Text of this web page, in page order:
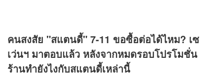
คนสงสัย "สแตนดี้" 7-11 ขอซื้อต่อได้ไหม? เซ
เว่นฯ มาตอบแล้ว หลังจากหมดรอบโปรโมชั่น
ร้านทำยังไงกับสแตนดี้เหล่านี้